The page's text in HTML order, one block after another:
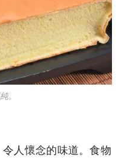
。
人懷念的味道。食物